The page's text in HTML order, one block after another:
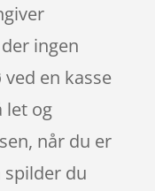
ingen
en kasse
let og
når du er
du